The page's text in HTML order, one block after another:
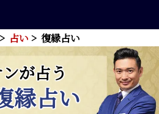
占い 復縁占い
が占う
縁占い